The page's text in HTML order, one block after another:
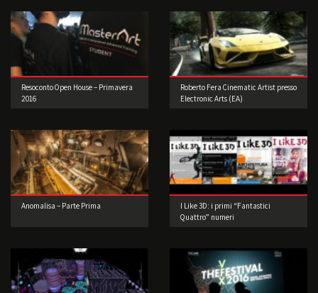
Resoconto Open House – Primavera
2016
Roberto Fera Cinematic Artist presso
Electronic Arts (EA)
Anomalisa – Parte Prima
I Like 3D: i primi “Fantastici
Quattro” numeri